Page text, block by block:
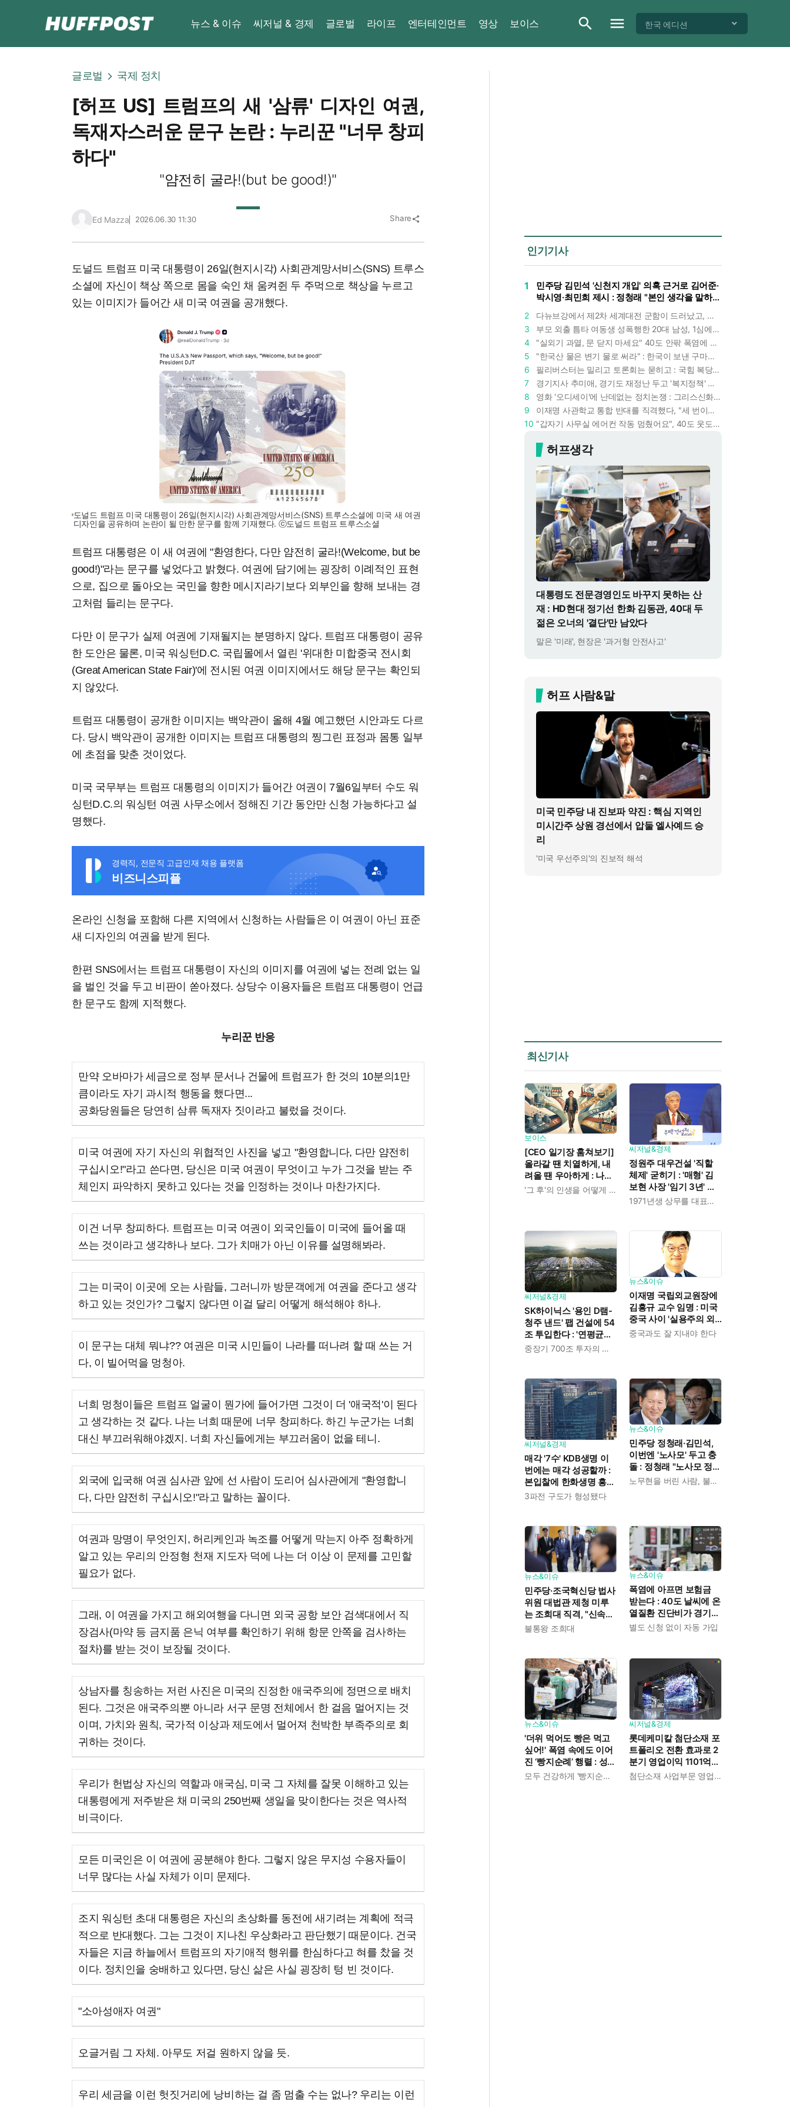
뉴스 & 이슈 씨저널 & 경제 글로벌 라이프 엔터테인먼트 영상 보이스 한국 에디션
글로벌 국제 정치
[허프 US] 트럼프의 새 '삼류' 디자인 여권,
독재자스러운 문구 논란 : 누리꾼 "너무 창피
하다"
"얌전히 굴라!(but be good!)"
Ed Mazza 2026.06.30 11:30 Share share
도널드 트럼프 미국 대통령이 26일(현지시각) 사회관계망서비스(SNS) 트루스
소셜에 자신이 책상 쪽으로 몸을 숙인 채 움켜쥔 두 주먹으로 책상을 누르고
있는 이미지가 들어간 새 미국 여권을 공개했다.
도널드 트럼프 미국 대통령이 26일(현지시각) 사회관계망서비스(SNS) 트루스소셜에 미국 새 여권
디자인을 공유하며 논란이 될 만한 문구를 함께 기재했다. ⓒ도널드 트럼프 트루스소셜
트럼프 대통령은 이 새 여권에 "환영한다, 다만 얌전히 굴라!(Welcome, but be
good!)"라는 문구를 넣었다고 밝혔다. 여권에 담기에는 굉장히 이례적인 표현
으로, 집으로 돌아오는 국민을 향한 메시지라기보다 외부인을 향해 보내는 경
고처럼 들리는 문구다.
다만 이 문구가 실제 여권에 기재될지는 분명하지 않다. 트럼프 대통령이 공유
한 도안은 물론, 미국 워싱턴D.C. 국립몰에서 열린 '위대한 미합중국 전시회
(Great American State Fair)'에 전시된 여권 이미지에서도 해당 문구는 확인되
지 않았다.
트럼프 대통령이 공개한 이미지는 백악관이 올해 4월 예고했던 시안과도 다르
다. 당시 백악관이 공개한 이미지는 트럼프 대통령의 찡그린 표정과 몸통 일부
에 초점을 맞춘 것이었다.
미국 국무부는 트럼프 대통령의 이미지가 들어간 여권이 7월6일부터 수도 워
싱턴D.C.의 워싱턴 여권 사무소에서 정해진 기간 동안만 신청 가능하다고 설
명했다.
경력직, 전문직 고급인재 채용 플랫폼
비즈니스피플
온라인 신청을 포함해 다른 지역에서 신청하는 사람들은 이 여권이 아닌 표준
새 디자인의 여권을 받게 된다.
한편 SNS에서는 트럼프 대통령이 자신의 이미지를 여권에 넣는 전례 없는 일
을 벌인 것을 두고 비판이 쏟아졌다. 상당수 이용자들은 트럼프 대통령이 언급
한 문구도 함께 지적했다.
누리꾼 반응
만약 오바마가 세금으로 정부 문서나 건물에 트럼프가 한 것의 10분의1만
큼이라도 자기 과시적 행동을 했다면...
공화당원들은 당연히 삼류 독재자 짓이라고 불렀을 것이다.
미국 여권에 자기 자신의 위협적인 사진을 넣고 "환영합니다, 다만 얌전히
구십시오!"라고 쓴다면, 당신은 미국 여권이 무엇이고 누가 그것을 받는 주
체인지 파악하지 못하고 있다는 것을 인정하는 것이나 마찬가지다.
이건 너무 창피하다. 트럼프는 미국 여권이 외국인들이 미국에 들어올 때
쓰는 것이라고 생각하나 보다. 그가 치매가 아닌 이유를 설명해봐라.
그는 미국이 이곳에 오는 사람들, 그러니까 방문객에게 여권을 준다고 생각
하고 있는 것인가? 그렇지 않다면 이걸 달리 어떻게 해석해야 하나.
이 문구는 대체 뭐냐?? 여권은 미국 시민들이 나라를 떠나려 할 때 쓰는 거
다, 이 빌어먹을 멍청아.
너희 멍청이들은 트럼프 얼굴이 뭔가에 들어가면 그것이 더 '애국적'이 된다
고 생각하는 것 같다. 나는 너희 때문에 너무 창피하다. 하긴 누군가는 너희
대신 부끄러워해야겠지. 너희 자신들에게는 부끄러움이 없을 테니.
외국에 입국해 여권 심사관 앞에 선 사람이 도리어 심사관에게 "환영합니
다, 다만 얌전히 구십시오!"라고 말하는 꼴이다.
여권과 망명이 무엇인지, 허리케인과 녹조를 어떻게 막는지 아주 정확하게
알고 있는 우리의 안정형 천재 지도자 덕에 나는 더 이상 이 문제를 고민할
필요가 없다.
그래, 이 여권을 가지고 해외여행을 다니면 외국 공항 보안 검색대에서 직
장검사(마약 등 금지품 은닉 여부를 확인하기 위해 항문 안쪽을 검사하는
절차)를 받는 것이 보장될 것이다.
상남자를 칭송하는 저런 사진은 미국의 진정한 애국주의에 정면으로 배치
된다. 그것은 애국주의뿐 아니라 서구 문명 전체에서 한 걸음 멀어지는 것
이며, 가치와 원칙, 국가적 이상과 제도에서 멀어져 천박한 부족주의로 회
귀하는 것이다.
우리가 헌법상 자신의 역할과 애국심, 미국 그 자체를 잘못 이해하고 있는
대통령에게 저주받은 채 미국의 250번째 생일을 맞이한다는 것은 역사적
비극이다.
모든 미국인은 이 여권에 공분해야 한다. 그렇지 않은 무지성 수용자들이
너무 많다는 사실 자체가 이미 문제다.
조지 워싱턴 초대 대통령은 자신의 초상화를 동전에 새기려는 계획에 적극
적으로 반대했다. 그는 그것이 지나친 우상화라고 판단했기 때문이다. 건국
자들은 지금 하늘에서 트럼프의 자기애적 행위를 한심하다고 혀를 찼을 것
이다. 정치인을 숭배하고 있다면, 당신 삶은 사실 굉장히 텅 빈 것이다.
"소아성애자 여권"
오글거림 그 자체. 아무도 저걸 원하지 않을 듯.
우리 세금을 이런 헛짓거리에 낭비하는 걸 좀 멈출 수는 없나? 우리는 이런
인기기사
1
민주당 김민석 '신천지 개입' 의혹 근거로 김어준·
박시영·최민희 제시 : 정청래 "본인 생각을 말하
2
다뉴브강에서 제2차 세계대전 군함이 드러났고, 포항 수돗물은 갑자기 짜졌다 : 폭염·가뭄이 만든 낯선 풍경
3
부모 외출 틈타 여동생 성폭행한 20대 남성, 1심에서 5년형 선고 : 친족 간 '암수범죄'의 심각성
4
"실외기 과열, 문 닫지 마세요" 40도 안팎 폭염에 쉼 없이 도는 에어컨 : 화재 위험 경고등!
5
"한국산 물은 변기 물로 써라" : 한국이 보낸 구마모토 지진 구호품에 한 일본인의 '어처구니 없는' 반응
6
필리버스터는 밀리고 토론회는 묻히고 : 국힘 복당 원하는 한동훈, '검사 정치'의 한계만 드러내나
7
경기지사 추미애, 경기도 재정난 두고 '복지정책' 탓하는 시선에 정면 반박 : "고령자와 아이 인구 급증"
8
영화 '오디세이'에 난데없는 정치논쟁 : 그리스신화 공간에서 '트럼프 전쟁의 참혹함'이 보인다
9
이재명 사관학교 통합 반대를 직격했다, "세 번이나 군사 쿠데타 했는데 압도적 지위"
10
"갑자기 사무실 에어컨 작동 멈췄어요", 40도 웃도는 기온에 에어컨도 숨이 찬다
허프생각
대통령도 전문경영인도 바꾸지 못하는 산
재 : HD현대 정기선 한화 김동관, 40대 두
젊은 오너의 '결단'만 남았다
말은 '미래', 현장은 '과거형 안전사고'
허프 사람&말
미국 민주당 내 진보파 약진 : 핵심 지역인
미시간주 상원 경선에서 압둘 엘사예드 승
리
'미국 우선주의'의 진보적 해석
최신기사
보이스
[CEO 일기장 훔쳐보기]
올라갈 땐 치열하게, 내
려올 땐 우아하게 : 나만
의 커리어 설계법
'그 후'의 인생을 어떻게 살 것인가
씨저널&경제
정원주 대우건설 '직할
체제' 굳히기 : '매형' 김
보현 사장 '임기 3년' 받
고 4개월 만에 물러났다
1971년생 상무를 대표이사로 발탁
씨저널&경제
SK하이닉스 '용인 D램-
청주 낸드' 팹 건설에 54
조 투입한다 : '연평균
19% 성장' 메모리 수요중장기 700조 투자의 단계적 이행
뉴스&이슈
이재명 국립외교원장에
김흥규 교수 임명 : 미국
중국 사이 '실용주의 외
교론' 강조한 인물이다
중국과도 잘 지내야 한다
씨저널&경제
매각 '7수' KDB생명 이
번에는 매각 성공할까 :
본입찰에 한화생명 흥국
생명 한국금융지주 최종
3파전 구도가 형성됐다
뉴스&이슈
민주당 정청래·김민석,
이번엔 '노사모' 두고 충
돌 : 정청래 "노사모 정신
으로 승리" vs 김민석 측노무현을 버린 사람, 불편하겠지
뉴스&이슈
민주당·조국혁신당 법사
위원 대법관 제청 미루
는 조희대 직격, "신속한
재판 약속도 저버려"
불통왕 조희대
뉴스&이슈
폭염에 아프면 보험금
받는다 : 40도 날씨에 온
열질환 진단비가 경기도
민에게 주어진다
별도 신청 없이 자동 가입
뉴스&이슈
'더위 먹어도 빵은 먹고
싶어!' 폭염 속에도 이어
진 ‘빵지순례’ 행렬 : 성심
당이 대기 손님 위해 준모두 건강하게 '빵지순례' 마치시길.
씨저널&경제
롯데케미칼 첨단소재 포
트폴리오 전환 효과로 2
분기 영업이익 1101억
흑자전환 : 대산·여수 사첨단소재 사업부문 영업이익 1325억 원